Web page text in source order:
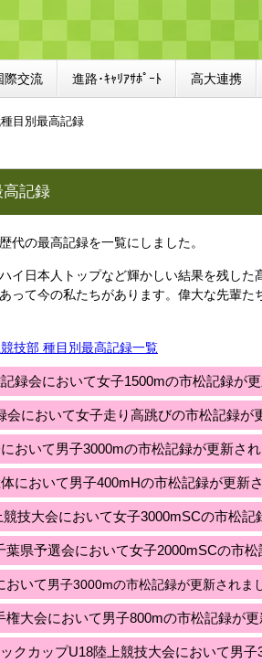
際交流 進路･ｷｬﾘｱｻﾎﾟｰﾄ 高大連携
目別最高記録
高記録
代の最高記録を一覧にしました。
イ日本人トップなど輝かしい結果を残し
って今の私たちがあります。偉大な先輩
技部 種目別最高記録一覧
録会において女子1500mの市松記録が更
会において女子走り高跳びの市松記録が
おいて男子3000mの市松記録が更新され
において男子400mHの市松記録が更新
技大会において女子3000mSCの市松記
県予選会において女子2000mSCの市松
おいて男子3000mの市松記録が更新されま
権大会において男子800mの市松記録が更
クカップU18陸上競技大会において男子